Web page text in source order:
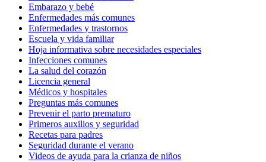
Embarazo y bebé
Enfermedades más comunes
Enfermedades y trastornos
Escuela y vida familiar
Hoja informativa sobre necesidades especiales
Infecciones comunes
La salud del corazón
Licencia general
Médicos y hospitales
Preguntas más comunes
Prevenir el parto prematuro
Primeros auxilios y seguridad
Recetas para padres
Seguridad durante el verano
Videos de ayuda para la crianza de niños